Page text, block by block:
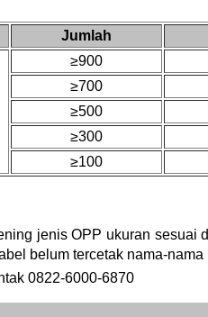
Jumlah
≥900
≥700
≥500
≥300
≥100
jenis OPP ukuran sesuai
belum tercetak nama-nama
0822-6000-6870